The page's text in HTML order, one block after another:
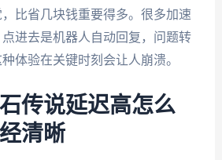
比省几块钱重要得多。很多加速
进去是机器人自动回复，问题转
体验在关键时刻会让人崩溃。
传说延迟高怎么
清晰